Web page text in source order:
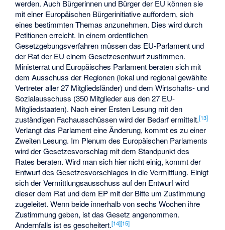
werden. Auch Bürgerinnen und Bürger der EU können sie
mit einer Europäischen Bürgerinitiative auffordern, sich
eines bestimmten Themas anzunehmen. Dies wird durch
Petitionen erreicht. In einem ordentlichen
Gesetzgebungsverfahren müssen das EU-Parlament und
der Rat der EU einem Gesetzesentwurf zustimmen.
Ministerrat und Europäisches Parlament beraten sich mit
dem Ausschuss der Regionen (lokal und regional gewählte
Vertreter aller 27 Mitgliedsländer) und dem Wirtschafts- und
Sozialausschuss (350 Mitglieder aus den 27 EU-
Mitgliedstaaten). Nach einer Ersten Lesung mit den
zuständigen Fachausschüssen wird der Bedarf ermittelt.[13]
Verlangt das Parlament eine Änderung, kommt es zu einer
Zweiten Lesung. Im Plenum des Europäischen Parlaments
wird der Gesetzesvorschlag mit dem Standpunkt des
Rates beraten. Wird man sich hier nicht einig, kommt der
Entwurf des Gesetzesvorschlages in die Vermittlung. Einigt
sich der Vermittlungsausschuss auf den Entwurf wird
dieser dem Rat und dem EP mit der Bitte um Zustimmung
zugeleitet. Wenn beide innerhalb von sechs Wochen ihre
Zustimmung geben, ist das Gesetz angenommen.
Andernfalls ist es gescheitert.[14][15]